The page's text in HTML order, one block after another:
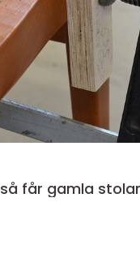
Renovera stol så får gamla